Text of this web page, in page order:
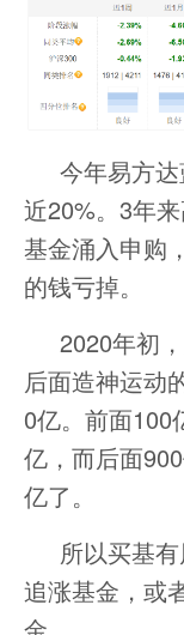
今年易方
近20%。3年
基金涌入申购
的钱亏掉。
2020年初
后面造神运动
0亿。前面100
亿，而后面
亿了。
所以买基
追涨基金，或